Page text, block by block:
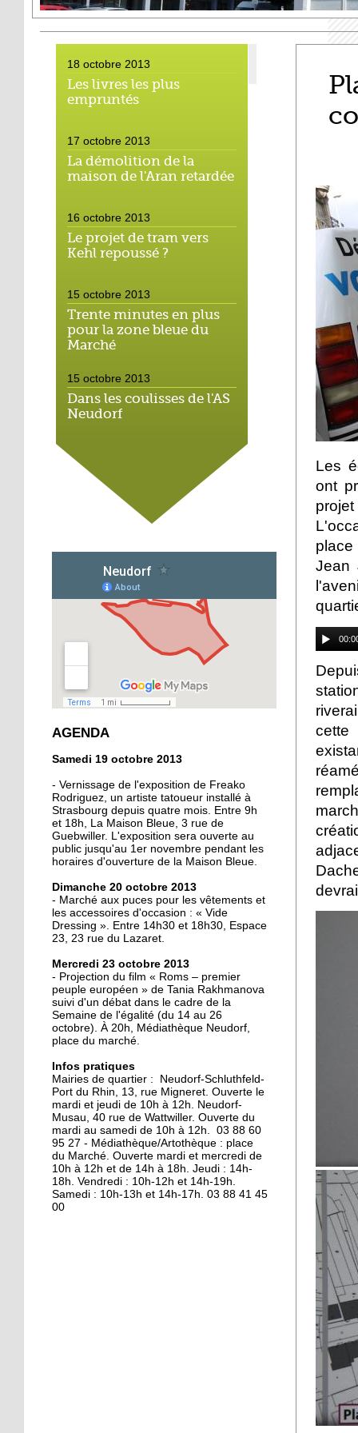
18 octobre 2013
Les livres les plus
empruntés
17 octobre 2013
La démolition de la
maison de l'Aran retardée
16 octobre 2013
Le projet de tram vers
Kehl repoussé ?
15 octobre 2013
Trente minutes en plus
pour la zone bleue du
Marché
15 octobre 2013
Dans les coulisses de l'AS
Neudorf
15 octobre 2013
Place du marché : les
vieux vélos roulent
clichés
14 octobre 2013
Tapis rouge sous ciel gris
14 octobre 2013
Football : l'AS Neudorf
crée la surprise en Coupe
Christian Wahl obtient la
baguette d'or 2013
11 octobre 2013
la tête de la grande
mosquée
11 octobre 2013
500 roses offertes aux
Neudorfois
11 octobre 2013
Les cycles éphémères
d'un brasseur
authentique
11 octobre 2013
S'éclairer pour l'hiver à
Vélostation
10 octobre 2013
Les étudiants en
AGENDA
Samedi 19 octobre 2013
- Vernissage de l'exposition de Freako
Rodriguez, un artiste tatoueur installé à
Strasbourg depuis quatre mois. Entre 9h
et 18h, La Maison Bleue, 3 rue de
Guebwiller. L'exposition sera ouverte au
public jusqu'au 1er novembre pendant les
horaires d'ouverture de la Maison Bleue.
Dimanche 20 octobre 2013
- Marché aux puces pour les vêtements et
les accessoires d'occasion : « Vide
Dressing ». Entre 14h30 et 18h30, Espace
23, 23 rue du Lazaret.
Mercredi 23 octobre 2013
- Projection du film « Roms – premier
peuple européen » de Tania Rakhmanova
suivi d'un débat dans le cadre de la
Semaine de l'égalité (du 14 au 26
octobre). À 20h, Médiathèque Neudorf,
place du marché.
Infos pratiques
Mairies de quartier : Neudorf-Schluthfeld-
Port du Rhin, 13, rue Migneret. Ouverte le
mardi et jeudi de 10h à 12h. Neudorf-
Musau, 40 rue de Wattwiller. Ouverte du
mardi au samedi de 10h à 12h. 03 88 60
95 27 - Médiathèque/Artothèque : place
du Marché. Ouverte mardi et mercredi de
10h à 12h et de 14h à 18h. Jeudi : 14h-
18h. Vendredi : 10h-12h et 14h-19h.
Samedi : 10h-13h et 14h-17h. 03 88 41 45
00
Les
ont
Jean
cette